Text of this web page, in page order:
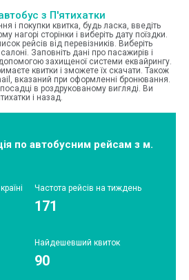
з П'ятихатки
і покупки квитка, будь ласка, введіть
нагорі сторінки і виберіть дату поїздки.
рейсів від перевізників. Виберіть
Заповніть дані про пасажирів і
захищеної системи еквайрингу.
квитки і зможете їх скачати. Також
вказаний при оформленні бронювання.
в роздрукованому вигляді. Ви
і назад.
по автобусним рейсам з м.
Частота рейсів на тиждень
171
Найдешевший квиток
90